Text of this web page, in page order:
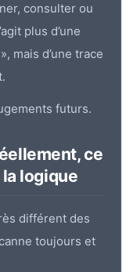
consulter ou
plus d’une
mais d’une trace
futurs.
ce
la logique
différent des
toujours et